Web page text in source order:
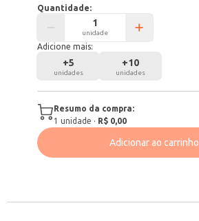
Quantidade:
unidade
Adicione mais:
+5
unidades
+10
unidades
Resumo da compra:
1 unidade · R$ 0,00
Adicionar ao carrinho